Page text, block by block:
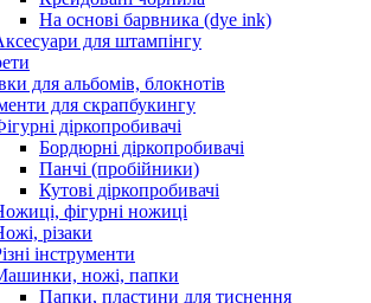
На основі барвника (dye ink)
для штампінгу
для альбомів, блокнотів
для скрапбукингу
діркопробивачі
Бордюрні діркопробивачі
Панчі (пробійники)
Кутові діркопробивачі
фігурні ножиці
різаки
інструменти
ножі, папки
Папки, пластини для тиснення